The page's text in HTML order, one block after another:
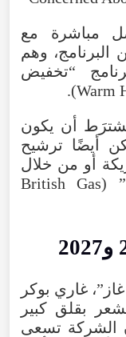
مباشرة
مع
البرنامج، وهم
“تخفيض
Warm
).
أن يكون
أيضًا
ترشيح
أو من خلال
” (
British Gas
و2027
غاز ”، غاري بوكر
بقلق كبير
الشركة تسعى